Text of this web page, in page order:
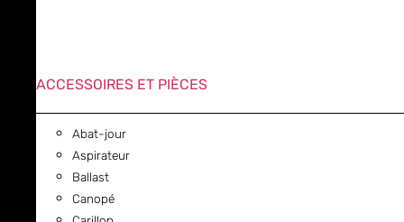
ACCESSOIRES ET PIÈCES
Abat-jour
Aspirateur
Ballast
Canopé